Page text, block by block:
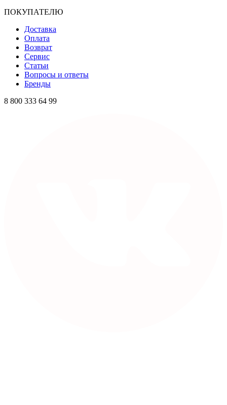
ПОКУПАТЕЛЮ
Доставка
Оплата
Возврат
Сервис
Статьи
Вопросы и ответы
Бренды
8 800 333 64 99